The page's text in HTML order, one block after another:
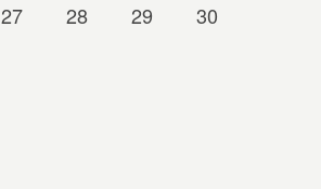
27 28 29 30